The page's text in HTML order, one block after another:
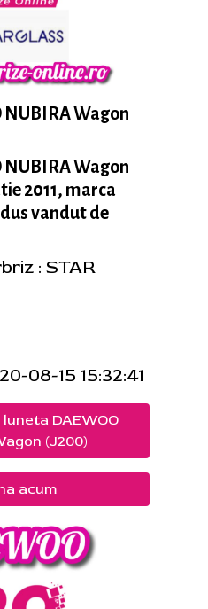
NUBIRA Wagon
NUBIRA Wagon
2011, marca
vandut de
: STAR
08-15 15:32:41
DAEWOO
(J200)
acum